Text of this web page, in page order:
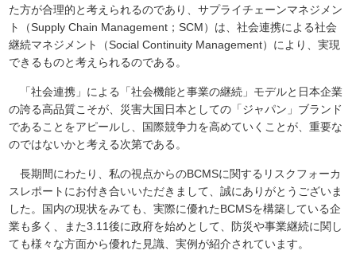
た方が合理的と考えられるのであり、サプライチェーンマネジメン
ト（Supply Chain Management；SCM）は、社会連携による社会
継続マネジメント（Social Continuity Management）により、実現
できるものと考えられるのである。
「社会連携」による「社会機能と事業の継続」モデルと日本企業
の誇る高品質こそが、災害大国日本としての「ジャパン」ブランド
であることをアピールし、国際競争力を高めていくことが、重要な
のではないかと考える次第である。
長期間にわたり、私の視点からのBCMSに関するリスクフォーカ
スレポートにお付き合いいただきまして、誠にありがとうございま
した。国内の現状をみても、実際に優れたBCMSを構築している企
業も多く、また3.11後に政府を始めとして、防災や事業継続に関し
ても様々な方面から優れた見識、実例が紹介されています。